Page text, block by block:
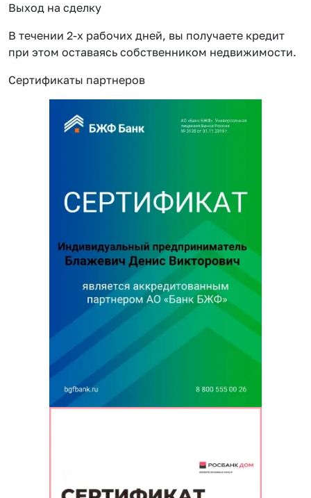
Выход на сделку
В течении 2-х рабочих дней, вы получаете кредит
при этом оставаясь собственником недвижимости.
Сертификаты партнеров